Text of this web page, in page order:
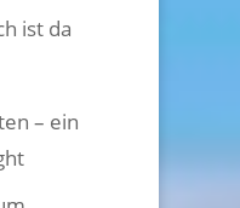
ist da
– ein